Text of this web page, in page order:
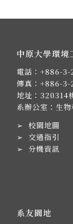
中原大學環境
電話： +886-3-
傳真：+886-
地址： 320314
系辦公室：生
➢ 校園地圖
➢ 交通指引
➢ 分機資訊
系友園地